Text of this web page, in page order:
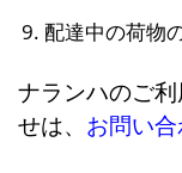
配達中の荷物
ナランハのご
せは、 お問い